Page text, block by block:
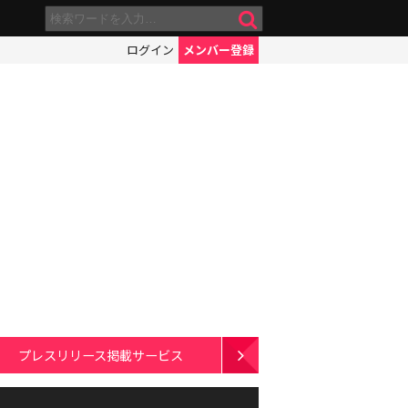
ログイン メンバー登録
プレスリリース掲載サービス